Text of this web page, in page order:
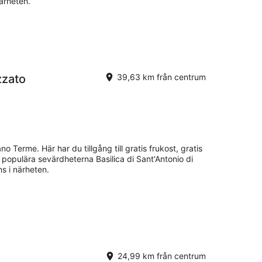
39,63 km från centrum
Terme. Här har du tillgång till gratis frukost, gratis
sevärdheterna Basilica di Sant'Antonio di
i närheten.
24,99 km från centrum